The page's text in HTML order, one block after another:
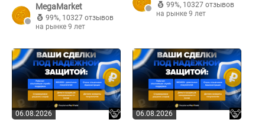
MegaMarket
99%, 10327 отзывов
на рынке 9 лет
99%, 10327 отзывов
на рынке 9 лет
06.08.2026 06.08.2026